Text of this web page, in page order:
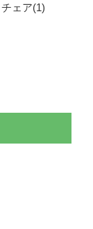
チェア(1)